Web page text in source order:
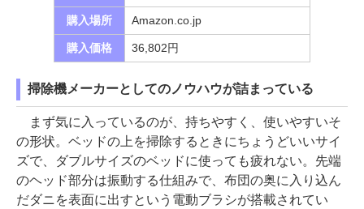
購入場所 Amazon.co.jp
購入価格 36,802円
掃除機メーカーとしてのノウハウが詰まっている
まず気に入っているのが、持ちやすく、使いやすいそ
の形状。ベッドの上を掃除するときにちょうどいいサイ
ズで、ダブルサイズのベッドに使っても疲れない。先端
のヘッド部分は振動する仕組みで、布団の奥に入り込ん
だダニを表面に出すという電動ブラシが搭載されてい